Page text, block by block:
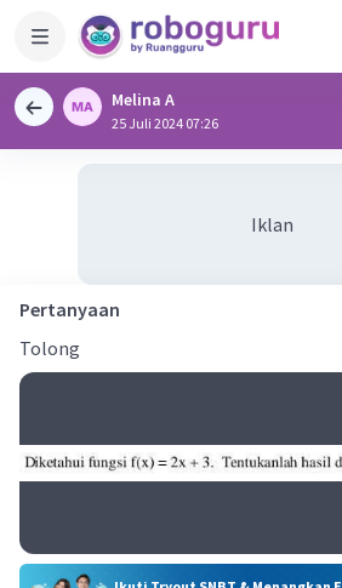
Melina A
25 Juli 2024 07:26
Iklan
Pertanyaan
Tolong